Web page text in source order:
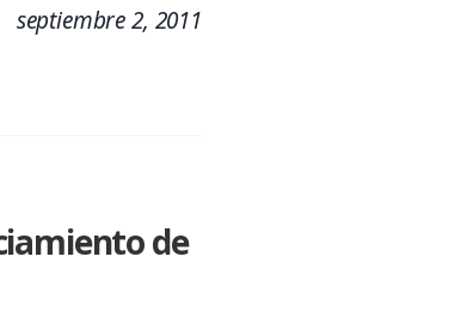
septiembre 2, 2011
de